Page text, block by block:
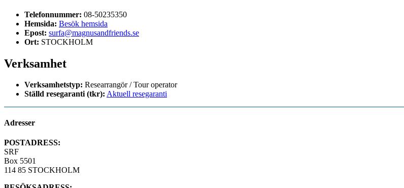
Telefonnummer: 08-50235350
Hemsida: Besök hemsida
Epost: surfa@magnusandfriends.se
Ort: STOCKHOLM
Verksamhet
Verksamhetstyp: Researrangör / Tour operator
Ställd resegaranti (tkr): Aktuell resegaranti
Adresser
POSTADRESS:
SRF
Box 5501
114 85 STOCKHOLM